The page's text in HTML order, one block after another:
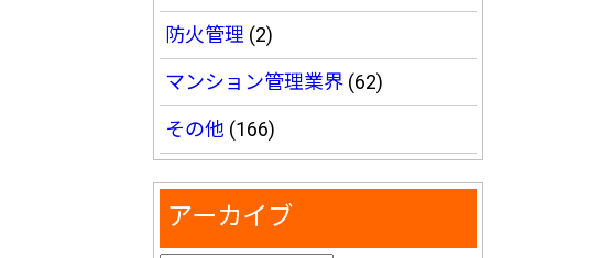
防火管理 (2)
マンション管理業界 (62)
その他 (166)
アーカイブ